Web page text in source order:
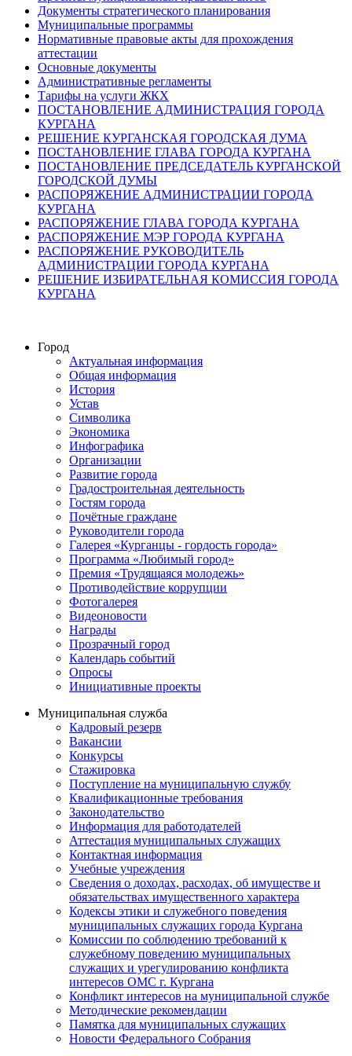
Документы стратегического планирования
Муниципальные программы
Нормативные правовые акты для прохождения
аттестации
Основные документы
Административные регламенты
Тарифы на услуги ЖКХ
ПОСТАНОВЛЕНИЕ АДМИНИСТРАЦИЯ ГОРОДА
КУРГАНА
РЕШЕНИЕ КУРГАНСКАЯ ГОРОДСКАЯ ДУМА
ПОСТАНОВЛЕНИЕ ГЛАВА ГОРОДА КУРГАНА
ПОСТАНОВЛЕНИЕ ПРЕДСЕДАТЕЛЬ КУРГАНСКОЙ
ГОРОДСКОЙ ДУМЫ
РАСПОРЯЖЕНИЕ АДМИНИСТРАЦИИ ГОРОДА
КУРГАНА
РАСПОРЯЖЕНИЕ ГЛАВА ГОРОДА КУРГАНА
РАСПОРЯЖЕНИЕ МЭР ГОРОДА КУРГАНА
РАСПОРЯЖЕНИЕ РУКОВОДИТЕЛЬ
АДМИНИСТРАЦИИ ГОРОДА КУРГАНА
РЕШЕНИЕ ИЗБИРАТЕЛЬНАЯ КОМИССИЯ ГОРОДА
КУРГАНА
Город
Актуальная информация
Общая информация
История
Устав
Символика
Экономика
Инфографика
Организации
Развитие города
Градостроительная деятельность
Гостям города
Почётные граждане
Руководители города
Галерея «Курганцы - гордость города»
Программа «Любимый город»
Премия «Трудящаяся молодежь»
Противодействие коррупции
Фотогалерея
Видеоновости
Награды
Прозрачный город
Календарь событий
Опросы
Инициативные проекты
Муниципальная служба
Кадровый резерв
Вакансии
Конкурсы
Стажировка
Поступление на муниципальную службу
Квалификационные требования
Законодательство
Информация для работодателей
Аттестация муниципальных служащих
Контактная информация
Учебные учреждения
Сведения о доходах, расходах, об имуществе и
обязательствах имущественного характера
Кодексы этики и служебного поведения
муниципальных служащих города Кургана
Комиссии по соблюдению требований к
служебному поведению муниципальных
служащих и урегулированию конфликта
интересов ОМС г. Кургана
Конфликт интересов на муниципальной службе
Методические рекомендации
Памятка для муниципальных служащих
Новости Федерального Cобрания